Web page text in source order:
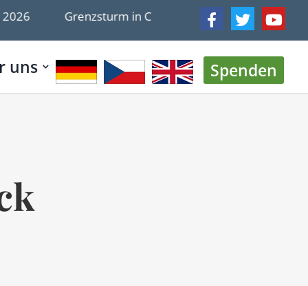
Grenzsturm in Ceuta schürte
uns Spenden